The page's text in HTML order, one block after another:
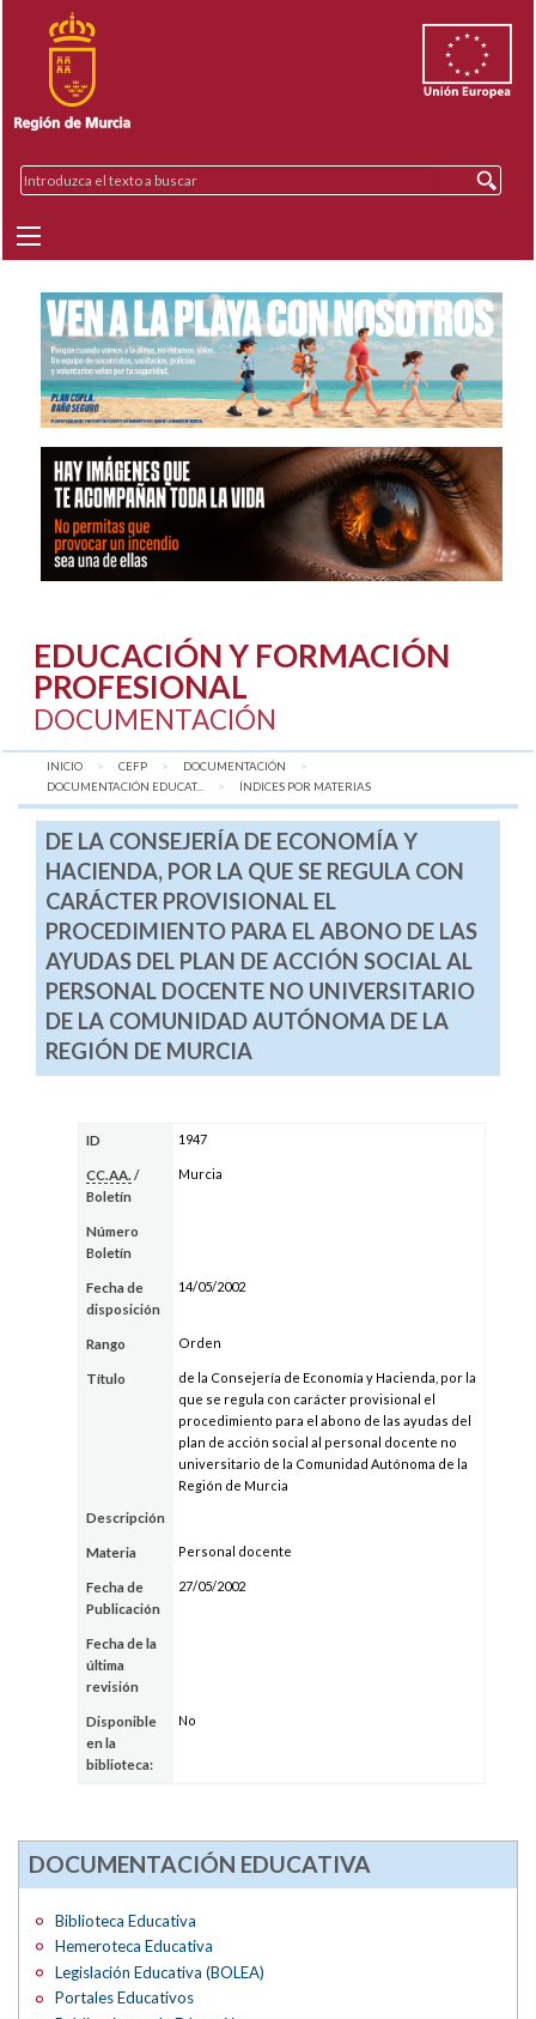
EDUCACIÓN Y FORMACIÓN
PROFESIONAL
DOCUMENTACIÓN
INICIO CEFP
DOCUMENTACIÓN
DOCUMENTACIÓN EDUCAT...
AQUÍ:
ÍNDICES POR MATERIAS
DE LA CONSEJERÍA DE ECONOMÍA Y
HACIENDA, POR LA QUE SE REGULA CON
CARÁCTER PROVISIONAL EL
PROCEDIMIENTO PARA EL ABONO DE LAS
AYUDAS DEL PLAN DE ACCIÓN SOCIAL AL
PERSONAL DOCENTE NO UNIVERSITARIO
DE LA COMUNIDAD AUTÓNOMA DE LA
REGIÓN DE MURCIA
ID 1947
CC.AA. /
Boletín
Murcia
Número
Boletín
Fecha de
disposición
14/05/2002
Rango Orden
Título
de la Consejería de Economía y Hacienda, por la
que se regula con carácter provisional el
procedimiento para el abono de las ayudas del
plan de acción social al personal docente no
universitario de la Comunidad Autónoma de la
Región de Murcia
Descripción
Materia Personal docente
Fecha de
Publicación
27/05/2002
Fecha de la
última
revisión
Disponible
en la
biblioteca:
No
DOCUMENTACIÓN EDUCATIVA
Biblioteca Educativa
Hemeroteca Educativa
Legislación Educativa (BOLEA)
Portales Educativos